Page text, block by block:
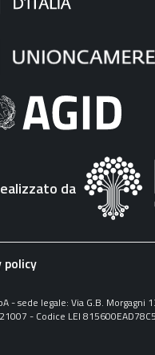
da
policy
- sede legale: Via G.B. Morgagni
- Codice LEI